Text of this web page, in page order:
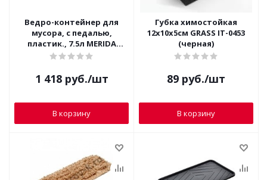
Ведро-контейнер для
мусора, с педалью,
пластик., 7.5л MERIDA
KAB401 (Польша)
1 418руб./шт
В корзину
Губка химостойкая
12х10х5см GRASS IT-0453
(черная)
89 руб./шт
В корзину